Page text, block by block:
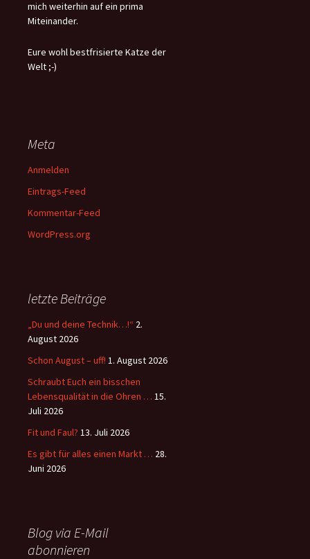
mich weiterhin auf ein prima
Miteinander.
Eure wohl bestfrisierte Katze der
Welt ;-)
Meta
Anmelden
Eintrags-Feed
Kommentar-Feed
WordPress.org
letzte Beiträge
„Du und deine Technik…!“ 2.
August 2026
Schon August – uff! 1. August 2026
Schraubt Euch ein bisschen
Lebensqualität in die Ohren … 15.
Juli 2026
Fit und Faul? 13. Juli 2026
Es gibt für alles einen Markt … 28.
Juni 2026
Blog via E-Mail
abonnieren